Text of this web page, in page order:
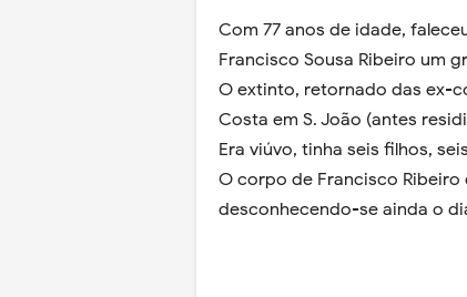
Com 77 anos de idade,
Francisco Sousa Ribeiro um
O extinto, retornado das ex-
Costa em S. João (antes
Era viúvo, tinha seis filhos,
O corpo de Francisco
desconhecendo-se ainda o